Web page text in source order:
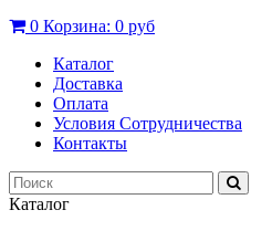
0 Корзина: 0 руб
Каталог
Доставка
Оплата
Условия Сотрудничества
Контакты
Каталог